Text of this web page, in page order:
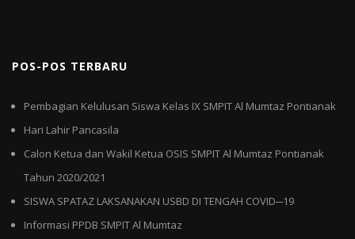
POS-POS TERBARU
Pembagian Kelulusan Siswa Kelas IX SMPIT Al Mumtaz Pontianak
Hari Lahir Pancasila
Calon Ketua dan Wakil Ketua OSIS SMPIT Al Mumtaz Pontianak
Tahun 2020/2021
SISWA SPATAZ LAKSANAKAN USBD DI TENGAH COVID─19
Informasi PPDB SMPIT Al Mumtaz